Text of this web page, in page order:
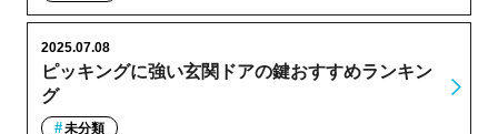
ピッキングに強い玄関ドアの鍵おすすめランキン
グ
2025.07.08
未分類